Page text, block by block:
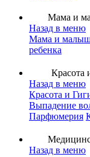
Мама и
Назад в меню
Мама и
ребенка
Красота
Назад в меню
Красота и
Выпадение
Парфюмерия
Назад в меню